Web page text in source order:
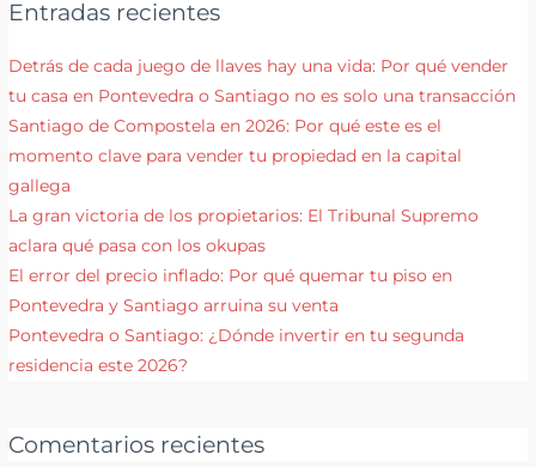
Entradas recientes
Detrás de cada juego de llaves hay una vida: Por qué vender
tu casa en Pontevedra o Santiago no es solo una transacción
Santiago de Compostela en 2026: Por qué este es el
momento clave para vender tu propiedad en la capital
gallega
La gran victoria de los propietarios: El Tribunal Supremo
aclara qué pasa con los okupas
El error del precio inflado: Por qué quemar tu piso en
Pontevedra y Santiago arruina su venta
Pontevedra o Santiago: ¿Dónde invertir en tu segunda
residencia este 2026?
Comentarios recientes